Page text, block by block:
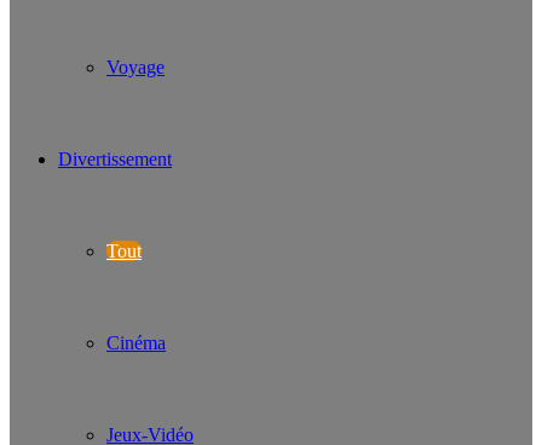
Voyage
Divertissement
Tout
Cinéma
Jeux-Vidéo